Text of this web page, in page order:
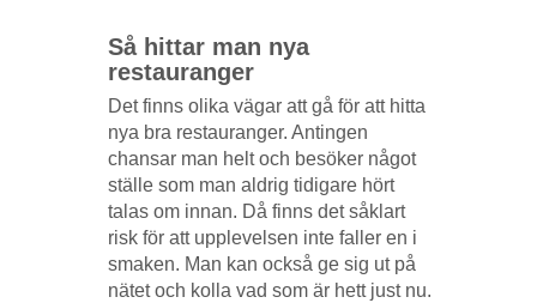
Så hittar man nya
restauranger
Det finns olika vägar att gå för att hitta
nya bra restauranger. Antingen
chansar man helt och besöker något
ställe som man aldrig tidigare hört
talas om innan. Då finns det såklart
risk för att upplevelsen inte faller en i
smaken. Man kan också ge sig ut på
nätet och kolla vad som är hett just nu.